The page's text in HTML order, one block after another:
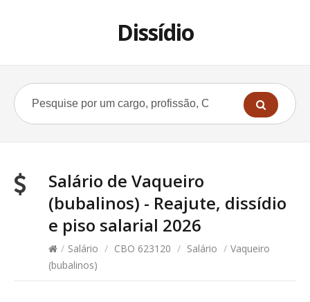
Dissídio
Salário de Vaqueiro
(bubalinos) - Reajute, dissídio
e piso salarial 2026
/ Salário / CBO 623120 / Salário / Vaqueiro
(bubalinos)